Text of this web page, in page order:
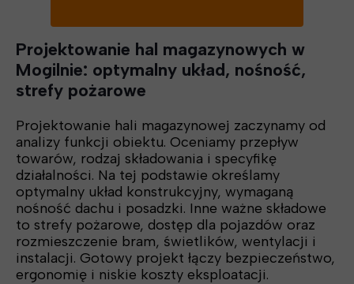
Projektowanie hal magazynowych w
Mogilnie: optymalny układ, nośność,
strefy pożarowe
Projektowanie hali magazynowej zaczynamy od
analizy funkcji obiektu. Oceniamy przepływ
towarów, rodzaj składowania i specyfikę
działalności. Na tej podstawie określamy
optymalny układ konstrukcyjny, wymaganą
nośność dachu i posadzki. Inne ważne składowe
to strefy pożarowe, dostęp dla pojazdów oraz
rozmieszczenie bram, świetlików, wentylacji i
instalacji. Gotowy projekt łączy bezpieczeństwo,
ergonomię i niskie koszty eksploatacji.